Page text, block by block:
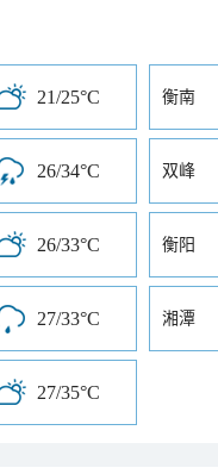
21/25°C 衡南
26/34°C 双峰
26/33°C 衡阳
27/33°C 湘潭
27/35°C